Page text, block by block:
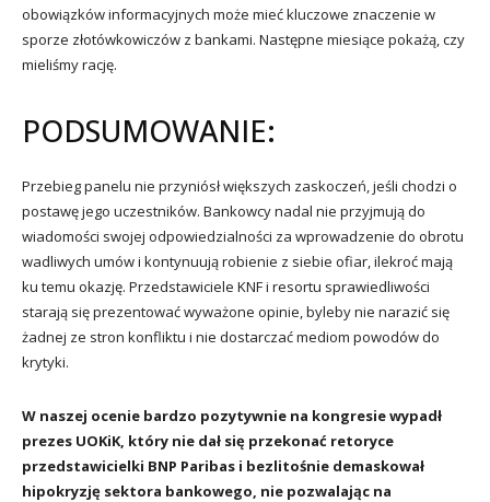
obowiązków informacyjnych może mieć kluczowe znaczenie w
sporze złotówkowiczów z bankami. Następne miesiące pokażą, czy
mieliśmy rację.
PODSUMOWANIE:
Przebieg panelu nie przyniósł większych zaskoczeń, jeśli chodzi o
postawę jego uczestników. Bankowcy nadal nie przyjmują do
wiadomości swojej odpowiedzialności za wprowadzenie do obrotu
wadliwych umów i kontynuują robienie z siebie ofiar, ilekroć mają
ku temu okazję. Przedstawiciele KNF i resortu sprawiedliwości
starają się prezentować wyważone opinie, byleby nie narazić się
żadnej ze stron konfliktu i nie dostarczać mediom powodów do
krytyki.
W naszej ocenie bardzo pozytywnie na kongresie wypadł
prezes UOKiK, który nie dał się przekonać retoryce
przedstawicielki BNP Paribas i bezlitośnie demaskował
hipokryzję sektora bankowego, nie pozwalając na